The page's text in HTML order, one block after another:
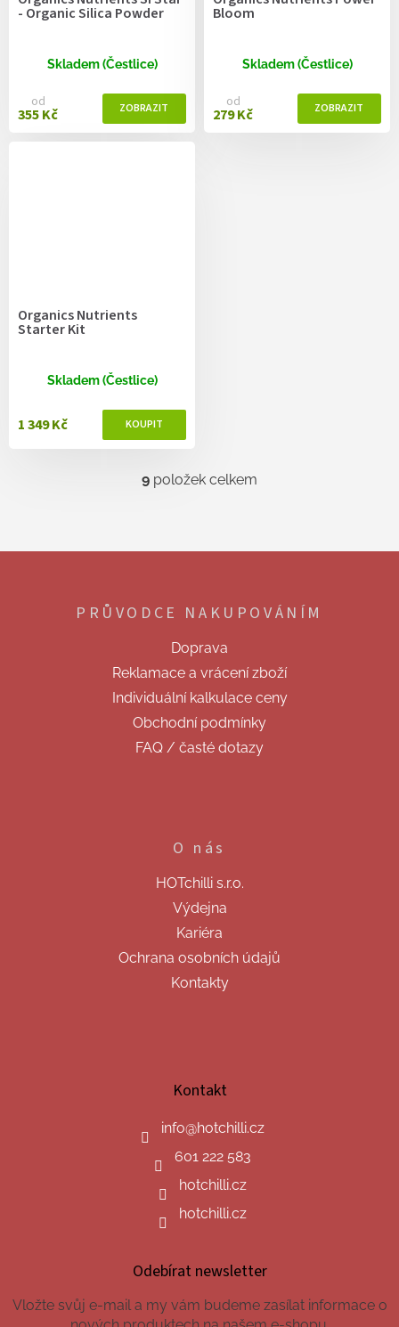
- Organic Silica Powder
Skladem (Čestlice)
od
355 Kč
Bloom
Skladem (Čestlice)
od
279 Kč
Organics Nutrients
Starter Kit
Skladem (Čestlice)
1 349 Kč
O
d
í
p
r
v
k
y
v
ý
p
i
9 položek celkem
Z
PRŮVODCE NAKUPOVÁNÍM
Doprava
Reklamace a vrácení zboží
Individuální kalkulace ceny
Obchodní podmínky
FAQ / časté dotazy
O nás
HOTchilli s.r.o.
Výdejna
Kariéra
Ochrana osobních údajů
Kontakty
Kontakt
info@hotchilli.cz
601 222 583
hotchilli.cz
hotchilli.cz
Odebírat newsletter
Vložte svůj e-mail a my vám budeme zasílat informace o